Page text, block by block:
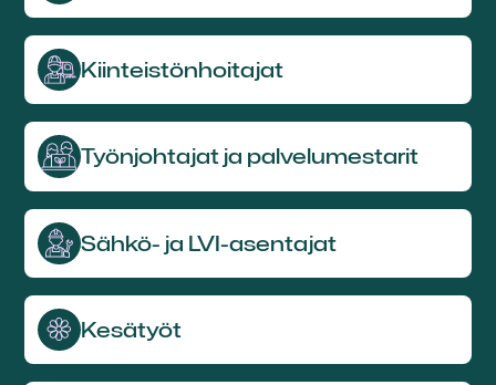
Kiinteistön­hoitajat
Työnjohtajat ja palvelu­mestarit
Sähkö- ja LVI-asentajat
Kesätyöt